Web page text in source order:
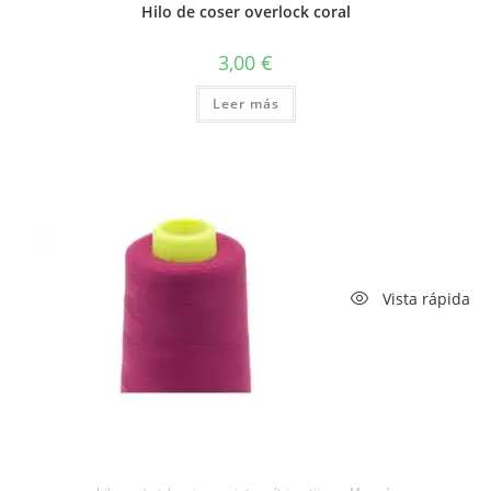
Hilo de coser overlock coral
3,00 €
Leer más
Vista rápida